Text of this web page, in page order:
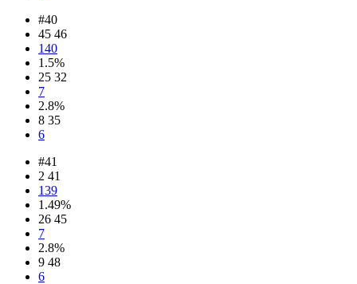
#40
45 46
140
1.5%
25 32
7
2.8%
8 35
6
#41
2 41
139
1.49%
26 45
7
2.8%
9 48
6